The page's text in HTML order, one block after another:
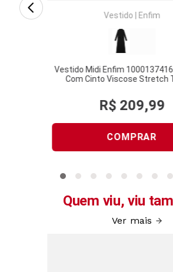
Vestido| Enfim
Vestido Midi Enfim
Com Cinto Viscose Stretch
R$ 209,99
COMPRAR
Quem viu, viu
Ver mais